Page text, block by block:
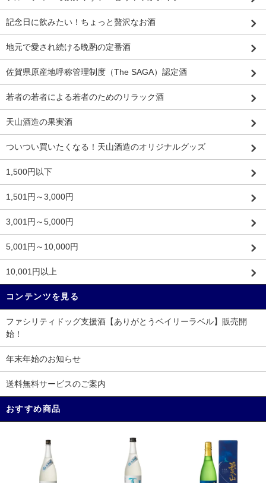
記念日に飲みたい！ちょっと贅沢なお酒
地元で愛され続ける晩酌の定番酒
佐賀県原産地呼称管理制度（The SAGA）認定酒
若者の若者による若者のためのリラック酒
天山酒造の果実酒
ついつい買いたくなる！天山酒造のオリジナルグッズ
1,500円以下
1,501円～3,000円
3,001円～5,000円
5,001円～10,000円
10,001円以上
コンテンツを見る
ファシリティドッグ支援酒【ありがとうベイリーラベル】販売開
始！
年末年始のお知らせ
送料無料サービスのご案内
おすすめ商品